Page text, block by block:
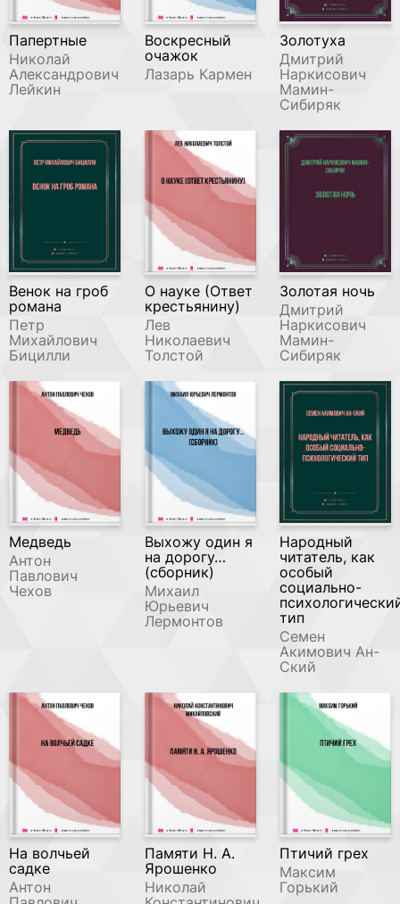
Папертные
Николай
Александрович
Лейкин
Воскресный
очажок
Лазарь Кармен
Золотуха
Дмитрий
Наркисович
Мамин-
Сибиряк
Венок на гроб
романа
Петр
Михайлович
Бицилли
О науке (Ответ
крестьянину)
Лев
Николаевич
Толстой
Золотая ночь
Дмитрий
Наркисович
Мамин-
Сибиряк
Медведь
Антон
Павлович
Чехов
Выхожу один я
на дорогу…
(сборник)
Михаил
Юрьевич
Лермонтов
Народный
читатель, как
особый
социально-
тип
Семен
Акимович Ан-
Ский
На волчьей
садке
Антон
Памяти Н. А.
Ярошенко
Николай
Птичий грех
Максим
Горький